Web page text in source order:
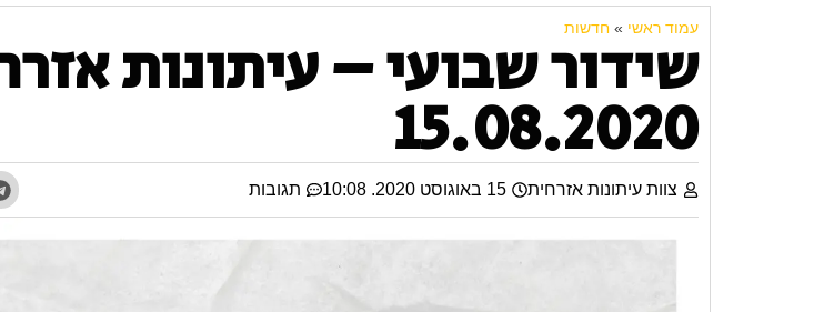
עמוד ראשי » חדשות
שידור שבועי – עיתונות
15.08.2020
צוות עיתונות אזרחית 15 באוגוסט 2020. 10:08 תגובות